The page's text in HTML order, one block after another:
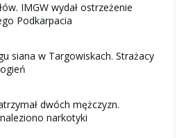
IMGW wydał ostrzeżenie
Podkarpacia
siana w Targowiskach. Strażacy
dwóch mężczyzn.
narkotyki